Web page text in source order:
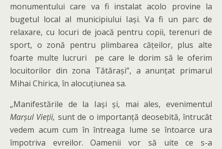
monumentului care va fi instalat acolo provine la
bugetul local al municipiului Iași. Va fi un parc de
relaxare, cu locuri de joacă pentru copii, terenuri de
sport, o zonă pentru plimbarea cățeilor, plus alte
foarte multe lucruri pe care le dorim să le oferim
locuitorilor din zona Tătărași”, a anunțat primarul
Mihai Chirica, în alocuțiunea sa.
„Manifestările de la Iași și, mai ales, evenimentul
Marșul Vieții, sunt de o importanță deosebită, întrucât
vedem acum cum în întreaga lume se întoarce ura
împotriva evreilor. Oamenii vor să uite ce s-a